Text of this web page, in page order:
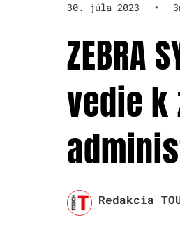
30. júla 2023 •
ZEBRA
vedie
Redakcia